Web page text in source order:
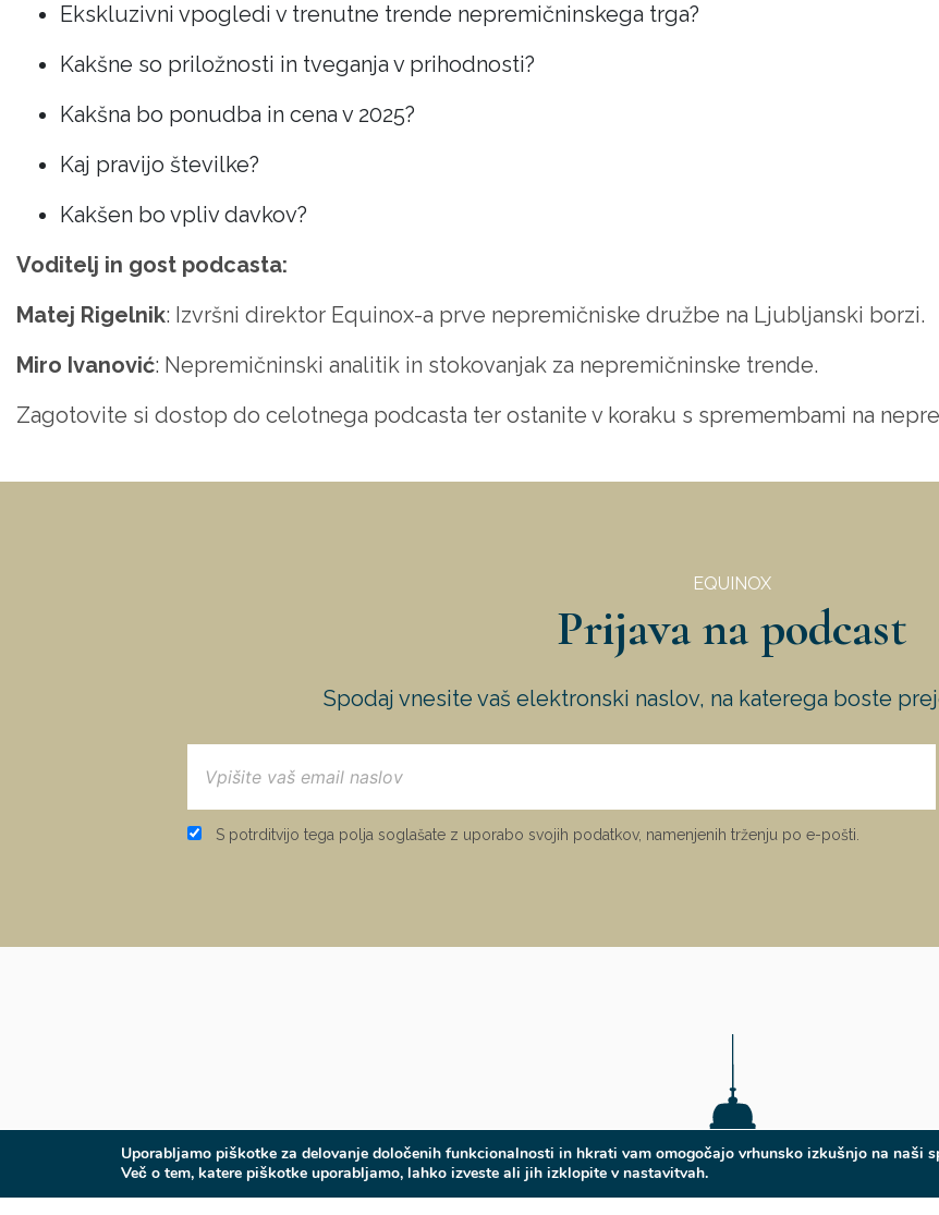
Ekskluzivni vpogledi v trenutne trende nepremičninskega trga?
Kakšne so priložnosti in tveganja v prihodnosti?
Kakšna bo ponudba in cena v 2025?
Kaj pravijo številke?
Kakšen bo vpliv davkov?
Voditelj in gost podcasta:
Matej Rigelnik: Izvršni direktor Equinox-a prve nepremičniske družbe na Ljubljanski borzi.
Miro Ivanović: Nepremičninski analitik in stokovanjak za nepremičninske trende.
Zagotovite si dostop do celotnega podcasta ter ostanite v koraku s spremembami na
EQUINOX
Prijava na podcast
Spodaj vnesite vaš elektronski naslov, na katerega boste
S potrditvijo tega polja soglašate z uporabo svojih podatkov, namenjenih trženju po e-pošti.
Uporabljamo piškotke za delovanje določenih funkcionalnosti in hkrati vam omogočajo vrhunsko izkušnjo na naši
Več o tem, katere piškotke uporabljamo, lahko izveste ali jih izklopite v nastavitvah.